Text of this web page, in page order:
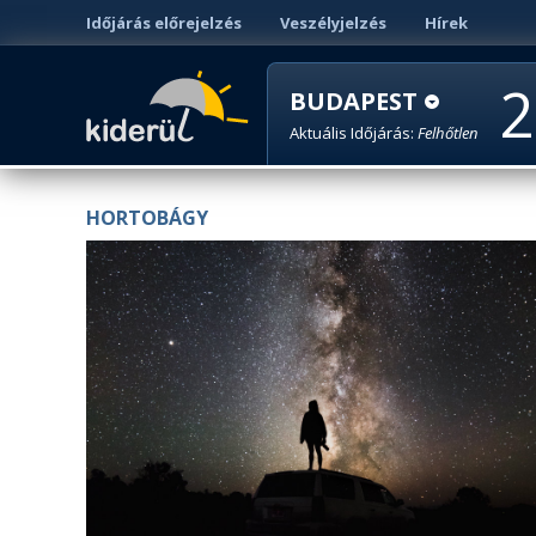
Időjárás előrejelzés Veszélyjelzés Hírek
BUDAPEST
Aktuális Időjárás: Felhőtlen
HORTOBÁGY